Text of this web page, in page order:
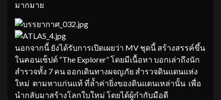
มากมาย
นอกจากนี้ ยังได้รับการเปิดเผยว่า MV ชุดนี้ สร้างสรรค์ขึ้น
ในคอนเซ็ปต์ “The Explorer” โดยมีเนื้อหา บอกเล่าถึงนัก
สำรวจทั้ง 7 คน ออกเดินทางผจญภัย สำรวจดินแดนแห่ง
ใหม่ ตามหาแก่นแท้ ที่ล้ำค่ายิ่งของดินแดนเหล่านั้น เพื่อ
นำกลับมาสร้างโลกใบใหม่ โดยได้ผู้กำกับมือดี